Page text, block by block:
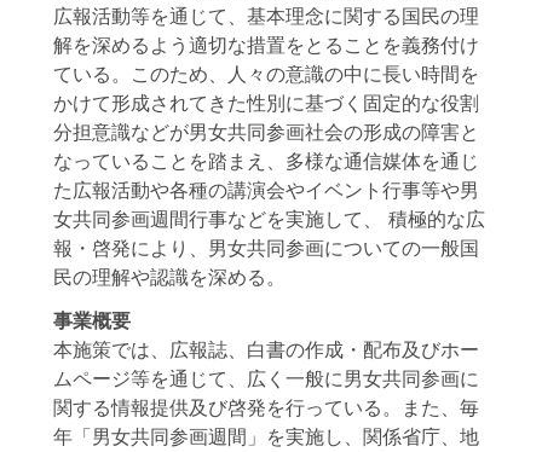
広報活動等を通じて、基本理念に関する国民の理
解を深めるよう適切な措置をとることを義務付け
ている。このため、人々の意識の中に長い時間を
かけて形成されてきた性別に基づく固定的な役割
分担意識などが男女共同参画社会の形成の障害と
なっていることを踏まえ、多様な通信媒体を通じ
た広報活動や各種の講演会やイベント行事等や男
女共同参画週間行事などを実施して、 積極的な広
報・啓発により、男女共同参画についての一般国
民の理解や認識を深める。
事業概要
本施策では、広報誌、白書の作成・配布及びホー
ムページ等を通じて、広く一般に男女共同参画に
関する情報提供及び啓発を行っている。また、毎
年「男女共同参画週間」を実施し、関係省庁、地